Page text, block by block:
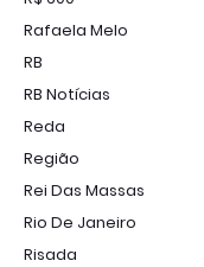
Rafaela Melo
RB
RB Notícias
Reda
Região
Rei Das Massas
Rio De Janeiro
Risada